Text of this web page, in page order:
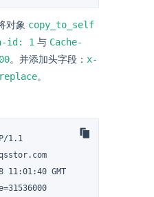
对象 copy_to_self
id: 1 与 Cache-
。并添加头字段： x-
。
1.1
GMT